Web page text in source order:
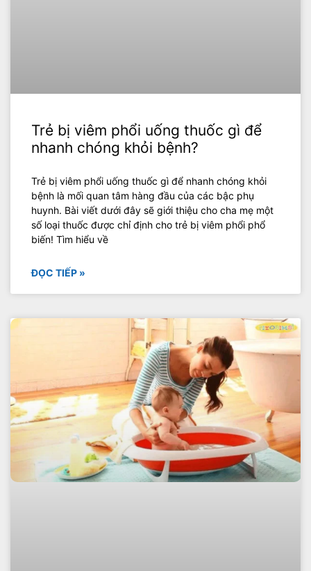
Trẻ bị viêm phổi uống thuốc gì để
nhanh chóng khỏi bệnh?
Trẻ bị viêm phổi uống thuốc gì để nhanh chóng khỏi
bệnh là mối quan tâm hàng đầu của các bậc phụ
huynh. Bài viết dưới đây sẽ giới thiệu cho cha mẹ một
số loại thuốc được chỉ định cho trẻ bị viêm phổi phổ
biến! Tìm hiểu về
ĐỌC TIẾP »